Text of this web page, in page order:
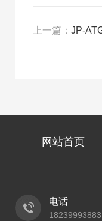
上一篇： JP-
网站首页
电话
18239993883